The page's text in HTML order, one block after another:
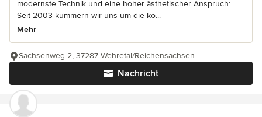
modernste Technik und eine hoher ästhetischer Anspruch:
Seit 2003 kümmern wir uns um die ko...
Mehr
Nachricht
Sachsenweg 2, 37287 Wehretal/Reichensachsen